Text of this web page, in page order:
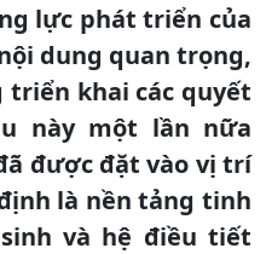
lực phát triển của
dung quan trọng,
khai các quyết
này một lần nữa
được đặt vào vị trí
là nền tảng tinh
và hệ điều tiết